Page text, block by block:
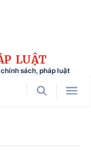
LUẬT
sách, pháp luật